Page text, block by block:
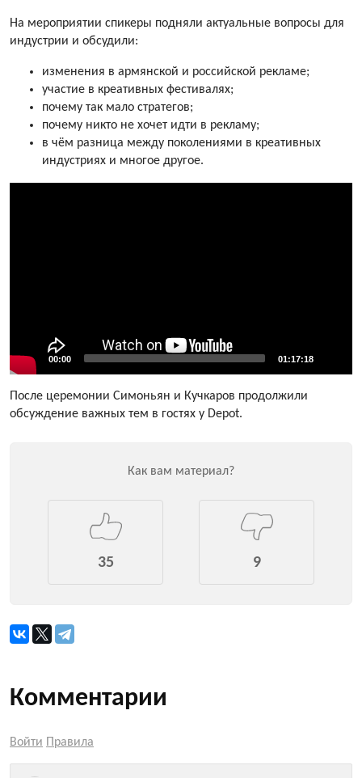
На мероприятии спикеры подняли актуальные вопросы для
индустрии и обсудили:
изменения в армянской и российской рекламе;
участие в креативных фестивалях;
почему так мало стратегов;
почему никто не хочет идти в рекламу;
в чём разница между поколениями в креативных
индустриях и многое другое.
Player
Current
00:00
Total
01:17:18
После церемонии Симоньян и Кучкаров продолжили
обсуждение важных тем в гостях у Depot.
Как вам материал?
35 9
Комментарии
Войти Правила